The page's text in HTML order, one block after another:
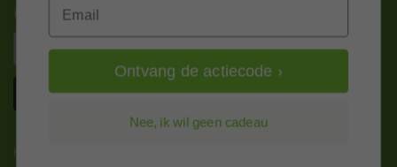
inbox
Inschrijven
Kitcentrum is trots op:
Ontvang de actiecode ›
Nee, ik wil geen cadeau